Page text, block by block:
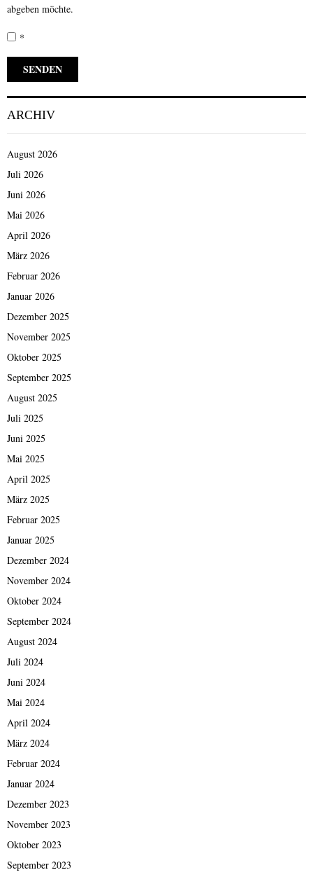
abgeben möchte.
*
ARCHIV
August 2026
Juli 2026
Juni 2026
Mai 2026
April 2026
März 2026
Februar 2026
Januar 2026
Dezember 2025
November 2025
Oktober 2025
September 2025
August 2025
Juli 2025
Juni 2025
Mai 2025
April 2025
März 2025
Februar 2025
Januar 2025
Dezember 2024
November 2024
Oktober 2024
September 2024
August 2024
Juli 2024
Juni 2024
Mai 2024
April 2024
März 2024
Februar 2024
Januar 2024
Dezember 2023
November 2023
Oktober 2023
September 2023